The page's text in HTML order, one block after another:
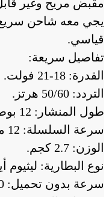
مقبض مريح وغير
يجي معه شاحن
قياسي.
تفاصيل سريعة:
القدرة: 18-21 فولت.
التردد: 50/60 هرتز.
طول المنشار: 12 بوصة.
سرعة السلسلة: 12 متر/ثانية.
الوزن: 2.7 كجم.
نوع البطارية: ليثيوم أيون 18
سرعة بدون تحميل: 3000 دورة بالدقيقة.